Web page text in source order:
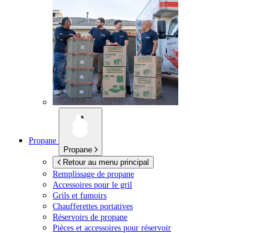
Propane
Propane
Retour au menu principal
Remplissage de propane
Accessoires pour le gril
Grils et fumoirs
Chaufferettes portatives
Réservoirs de propane
Pièces et accessoires pour réservoir